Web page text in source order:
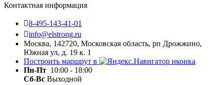
Контактная информация
8-495-143-41-01
info@elstrong.ru
Москва, 142720, Московская область, рп Дрожжино,
Южная ул, д. 19 к. 1
Построить маршрут в
Пн-Пт 10:00 - 18:00
Сб-Вс Выходной